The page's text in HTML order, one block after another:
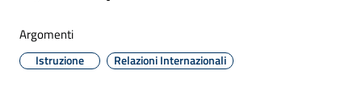
Argomenti
Istruzione Relazioni Internazionali